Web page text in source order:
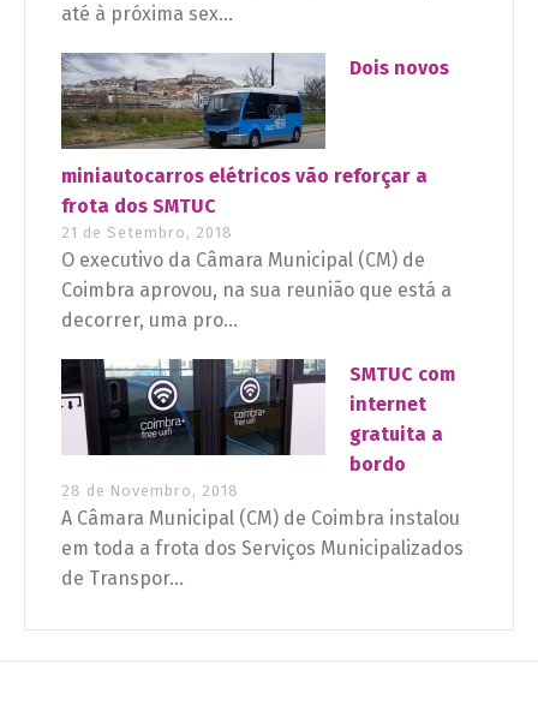
até à próxima sex...
Dois novos
miniautocarros elétricos vão reforçar a
frota dos SMTUC
21 de Setembro, 2018
O executivo da Câmara Municipal (CM) de
Coimbra aprovou, na sua reunião que está a
decorrer, uma pro...
SMTUC com
internet
gratuita a
bordo
28 de Novembro, 2018
A Câmara Municipal (CM) de Coimbra instalou
em toda a frota dos Serviços Municipalizados
de Transpor...